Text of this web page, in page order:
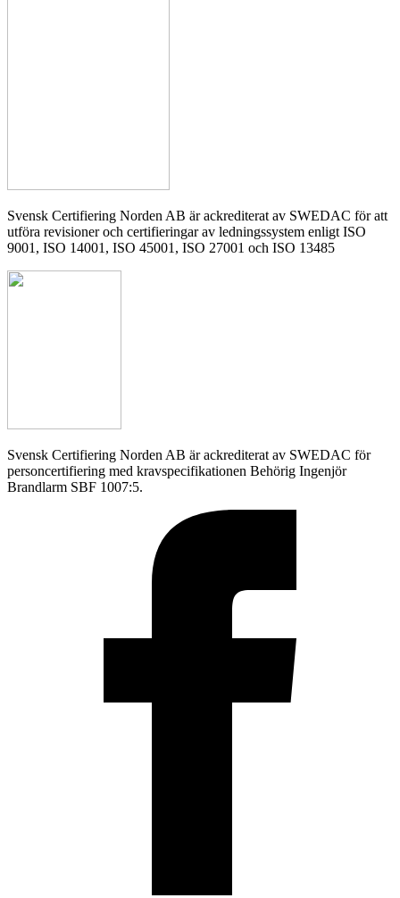
Svensk Certifiering Norden AB är ackrediterat av SWEDAC för att
utföra revisioner och certifieringar av ledningssystem enligt ISO
9001, ISO 14001, ISO 45001, ISO 27001 och ISO 13485
Svensk Certifiering Norden AB är ackrediterat av SWEDAC för
personcertifiering med kravspecifikationen Behörig Ingenjör
Brandlarm SBF 1007:5.